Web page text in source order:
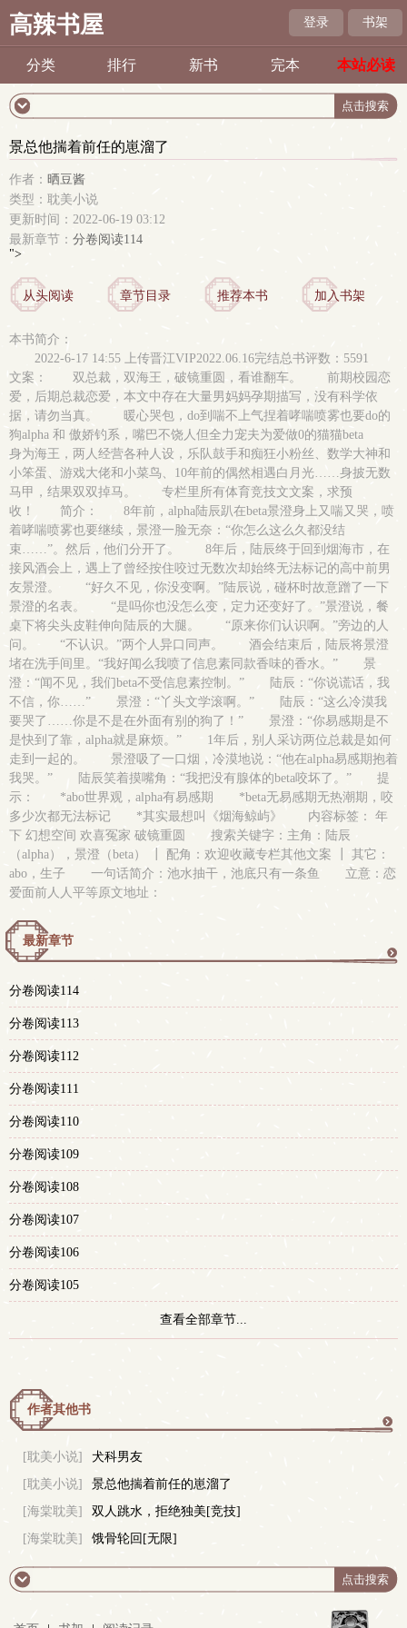
高辣书屋 登录 书架
分类 排行 新书 完本 本站必读
景总他揣着前任的崽溜了
作者： 晒豆酱
类型：耽美小说
更新时间：2022-06-19 03:12
最新章节： 分卷阅读114
">
从头阅读 章节目录 推荐本书 加入书架
本书简介：
2022-6-17 14:55 上传晋江VIP2022.06.16完结总书评数：5591
文案： 双总裁，双海王，破镜重圆，看谁翻车。 前期校园恋
爱，后期总裁恋爱，本文中存在大量男妈妈孕期描写，没有科学依
据，请勿当真。 暖心哭包，do到喘不上气捏着哮喘喷雾也要do的
狗alpha 和 傲娇钓系，嘴巴不饶人但全力宠夫为爱做0的猫猫beta
身为海王，两人经营各种人设，乐队鼓手和痴狂小粉丝、数学大神和
小笨蛋、游戏大佬和小菜鸟、10年前的偶然相遇白月光……身披无数
马甲，结果双双掉马。 专栏里所有体育竞技文文案，求预
收！ 简介： 8年前，alpha陆辰趴在beta景澄身上又喘又哭，喷
着哮喘喷雾也要继续，景澄一脸无奈：“你怎么这么久都没结
束……”。然后，他们分开了。 8年后，陆辰终于回到烟海市，在
接风酒会上，遇上了曾经按住咬过无数次却始终无法标记的高中前男
友景澄。 “好久不见，你没变啊。”陆辰说，碰杯时故意蹭了一下
景澄的名表。 “是吗你也没怎么变，定力还变好了。”景澄说，餐
桌下将尖头皮鞋伸向陆辰的大腿。 “原来你们认识啊。”旁边的人
问。 “不认识。”两个人异口同声。 酒会结束后，陆辰将景澄
堵在洗手间里。“我好闻么我喷了信息素同款香味的香水。” 景
澄：“闻不见，我们beta不受信息素控制。” 陆辰：“你说谎话，我
不信，你……” 景澄：“丫头文学滚啊。” 陆辰：“这么冷漠我
要哭了……你是不是在外面有别的狗了！” 景澄：“你易感期是不
是快到了靠，alpha就是麻烦。” 1年后，别人采访两位总裁是如何
走到一起的。 景澄吸了一口烟，冷漠地说：“他在alpha易感期抱着
我哭。” 陆辰笑着摸嘴角：“我把没有腺体的beta咬坏了。” 提
示： *abo世界观，alpha有易感期 *beta无易感期无热潮期，咬
多少次都无法标记 *其实最想叫《烟海鲸屿》 内容标签： 年
下 幻想空间 欢喜冤家 破镜重圆 搜索关键字：主角：陆辰
（alpha），景澄（beta） ┃ 配角：欢迎收藏专栏其他文案 ┃ 其它：
abo，生子 一句话简介：池水抽干，池底只有一条鱼 立意：恋
爱面前人人平等原文地址：
最新章节
分卷阅读114
分卷阅读113
分卷阅读112
分卷阅读111
分卷阅读110
分卷阅读109
分卷阅读108
分卷阅读107
分卷阅读106
分卷阅读105
查看全部章节...
作者其他书
[耽美小说]
犬科男友
[耽美小说]
景总他揣着前任的崽溜了
[海棠耽美]
双人跳水，拒绝独美[竞技]
[海棠耽美]
饿骨轮回[无限]